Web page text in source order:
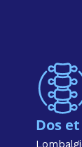
Dos